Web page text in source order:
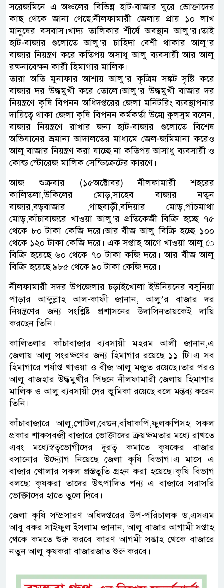
সরেজমিনে এ অঞ্চলের বিভিন্ন হাট-বাজার ঘুরে ভোক্তাদের
কাছ থেকে জানা গেছে:নীলফামারী জেলায় প্রায় ১০ লাখ
মানুষের বসবাস।খাদ্য তালিকার শীর্ষে অবস্থান আলু’র।তাই
হাট-বাজার গুলোতে আলু’র চাহিদা বেশী থাকার আলু’র
বাজার নিয়ন্ত্রণ করে কতিপয় অসাধু আলু ব্যবসায়ী আর আলু
রক্ষনাবেক্ষন কারী হিমাগার মালিক।
তারা অতি মুনাফার আশায় আলু’র কৃত্রিম সঙ্কট সৃষ্টি করে
বাজার দর উদ্ধমুখী করে তোলে।আলু’র উদ্ধমুখী বাজার দর
নিয়ন্ত্রণে কৃষি বিপনন অধিদপ্তরের জেলা মনিটরিং ব্যবস্থাপনার
দায়িত্বে থাকা জেলা কৃষি বিপনন কর্মকর্তা উম্মে কুলসুম বলেন,
বাজার নিয়ন্ত্রণে রাখার জন্য হাট-বাজার গুলোতে বিশেষ
অভিযানের ভ্রমান্য আদালতের মাধ্যমে জেল-জমিমানা করেও
আলু বাজার নিয়ন্ত্রণ করা যাচ্ছে না কতিপয় আসাধু ব্যবসায়ী ও
কোল্ড স্টোরেজ মালিক সেন্ডিক্রেটের কারণে।
আজ শুক্রবার (১৫অক্টোবর) নীলফামারী শহরের
কালিতলা,উকিলের মোড়,সাহেব বাজার নতুন
বাজার,বড়বাজার ,গাছবাড়ী,বদিয়ার মোড়,পাঁচমাথা
মোড়,কাঁচাবাজরে খাওয়া আলু’র প্রতিকেজী বিক্রি হচ্ছে ৭৫
থেকে ৮০ টাকা কেজি দরে।আর বীজ আলু বিক্রি হচ্ছে ১০০
থেকে ১২০ টাকা কেজি দরে। এক সপ্তাহ আগে খাওয়া আলু ে
বিক্রি হয়েছে ৬০ থেকে ৭০ টাকা কজি দরে। আর বীজ আলু
বিক্রি হয়েছে ৯৮৫ থেকে ৯০ টাকা কেজি দরে।
নীলফামারী সদর উপজেলার চড়াইখোলা ইউনিয়নের বসুনিয়া
পাড়ার আব্দুল্লাহ আল-কাফী জানান, আলু’র বাজার দর
নিয়ন্ত্রণের জন্য সংশ্লিষ্ট প্রশাসনের উদাসিনতায়কেই দায়ি
করছেন তিনি।
কালিতলার কাঁচাবাজার ব্যবসায়ী মহরম আলী জানান,এ
জেলায় আলু সংরক্ষণের জন্য হিমাগার রয়েছে ১১ টি।এ সব
হিমাগারে পর্যাপ্ত খাওয়া ও বীজ আলু মজুত রয়েছে।তার পরও
আলু বাজহার উদ্ধমুখীর পিছনে নীলফামারী জেলায় হিমাগার
মালিক ও আলু ব্যবসায়ী দের ভুমিকা রয়েছে বলে মন্তব্য করেন
তিনি।
কাঁচাবাজারে আলু,পোটল,বেগুন,বাঁধাকপি,ফুলকপিসহ সকল
প্রকার শাকসবজী বাজারে ভোক্তাদের ক্রয়ক্ষমতার মধ্যে রাখতে
এবং মধ্যেস্বত্বভোগীদের দুরত্ব কমাতে কৃষকের বাজার
বসানোর উদ্দ্যোগ নিয়েছে জেলা কৃষি বিভাগ।এ মাসে এ
বাজার খোলার সকল প্রস্ততুতি গ্রহন করা হয়েছে।কৃষি বিভাগ
বলছে: কৃষকরা তাদের উৎপাদিত পন্য এ বাজারে সরাসরি
ভোক্তাদের হাতে তুলে দিবে।
জেলা কৃষি সম্প্রসারণ অধিদপ্তরের উপ-পরিচালক ড,এসএম
আবু বকর সাইফুল ইসলাম জানান, আলু বাজার আগামী সপ্তাহ
থেকে কমতে শুরু করবে কারণ আগমী সপ্তাহ থেকে বাজারে
নতুন আলু কৃষকরা বাজারজাত শুরু করবে।